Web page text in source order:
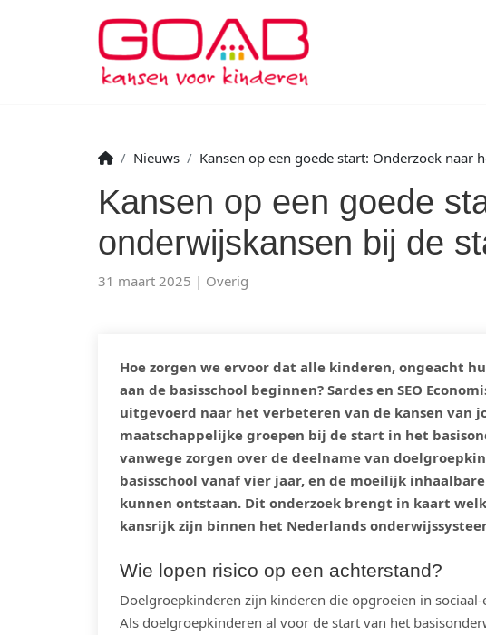
Nieuws Kansen op een goede start: Onderzoek
Kansen op een goede
onderwijskansen bij de
31 maart 2025 Overig
Hoe zorgen we ervoor dat alle kinderen, ongeacht
aan de basisschool beginnen? Sardes en SEO
uitgevoerd naar het verbeteren van de kansen van
maatschappelijke groepen bij de start in het
vanwege zorgen over de deelname van
basisschool vanaf vier jaar, en de moeilijk
kunnen ontstaan. Dit onderzoek brengt in kaart
kansrijk zijn binnen het Nederlands
Wie lopen risico op een achterstand?
Doelgroepkinderen zijn kinderen die opgroeien in
Als doelgroepkinderen al voor de start van het